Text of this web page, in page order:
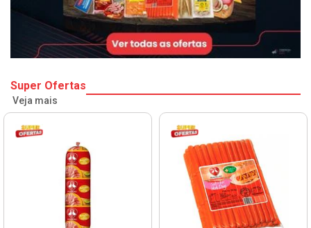
Super Ofertas
Veja mais